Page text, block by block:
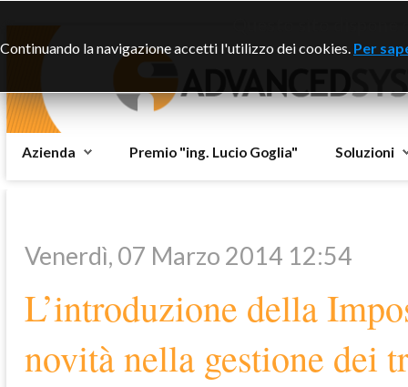
Azienda Premio "ing. Lucio Goglia" Soluzioni
Venerdì, 07 Marzo 2014 12:54
L’introduzione della
novità nella gestione dei
Continuando la navigazione accetti l'utilizzo dei cookies. Per